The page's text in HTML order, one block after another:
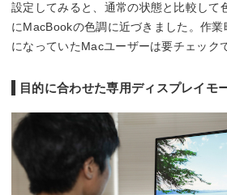
設定してみると、通常の状態と比較して
にMacBookの色調に近づきました。作
になっていたMacユーザーは要チェック
目的に合わせた専用ディスプレイモ